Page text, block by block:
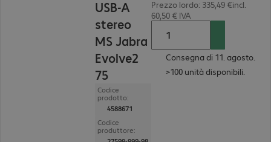
USB-A
stereo
MS Jabra
Evolve2
75
Codice
prodotto:
4588671
Codice
produttore:
Prezzo lordo: 335,49 €incl.
60,50 € IVA
Consegna di 11. agosto.
>100 unità disponibili.